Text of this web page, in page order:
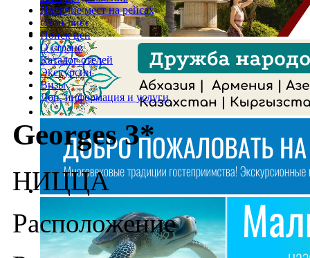
Наличие мест на рейсах
Стоп-лист
Поиск цен
О стране
Каталог отелей
Экскурсии
Визы
Доп. информация и услуги
Georges 3*
НИЦЦА
Расположение